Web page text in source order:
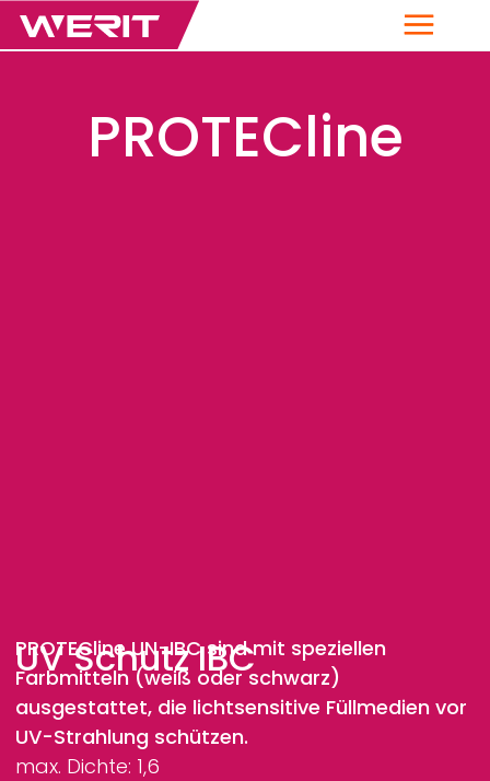
Menü
PROTECline
UV Schutz IBC
PROTEClineUN-IBC sind mit speziellen
Farbmitteln (weiß oder schwarz)
ausgestattet, die lichtsensitive Füllmedien vor
UV-Strahlung schützen.
max. Dichte: 1,6